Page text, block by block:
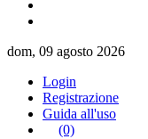
dom, 09 agosto 2026
Login
Registrazione
Guida all'uso
(0)